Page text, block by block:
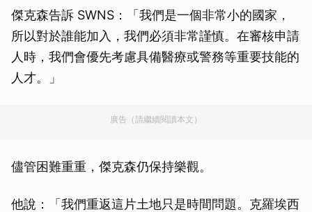
傑克森告訴 SWNS：「我們是一個非常小的國家，
所以對於誰能加入，我們必須非常謹慎。在審核申請
人時，我們會優先考慮具備醫療或警務等重要技能的
人才。」
廣告（請繼續閱讀本文）
儘管困難重重，傑克森仍保持樂觀。
他說：「我們重返這片土地只是時間問題。克羅埃西